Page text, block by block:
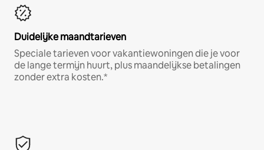
Duidelijke maandtarieven
Speciale tarieven voor vakantiewoningen die je voor
de lange termijn huurt, plus maandelijkse betalingen
zonder extra kosten.*